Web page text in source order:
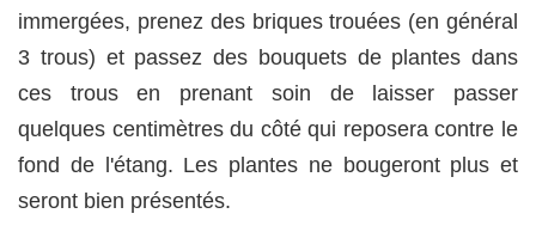
immergées, prenez des briques trouées (en général
3 trous) et passez des bouquets de plantes dans
ces trous en prenant soin de laisser passer
quelques centimètres du côté qui reposera contre le
fond de l'étang. Les plantes ne bougeront plus et
seront bien présentés.